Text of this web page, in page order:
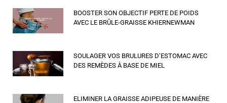
BOOSTER SON OBJECTIF PERTE DE POIDS
AVEC LE BRÛLE-GRAISSE KHIERNEWMAN
SOULAGER VOS BRULURES D’ESTOMAC AVEC
DES REMÈDES À BASE DE MIEL
ELIMINER LA GRAISSE ADIPEUSE DE MANIÈRE